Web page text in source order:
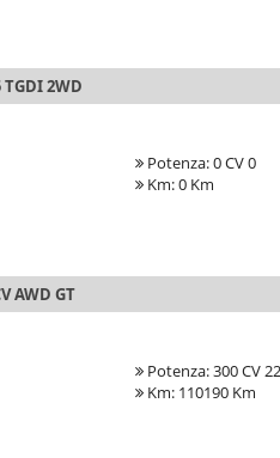
TGDI 2WD
Potenza: 0 CV 0
Km: 0 Km
AWD GT
Potenza: 300 CV
Km: 110190 Km